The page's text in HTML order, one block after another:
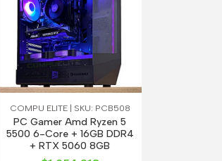
COMPU ELITE | SKU: PCB508
PC Gamer Amd Ryzen 5
5500 6-Core + 16GB DDR4
+ RTX 5060 8GB